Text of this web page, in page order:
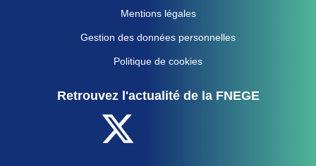
Mentions légales
Gestion des données personnelles
Politique de cookies
Retrouvez l'actualité de la FNEGE